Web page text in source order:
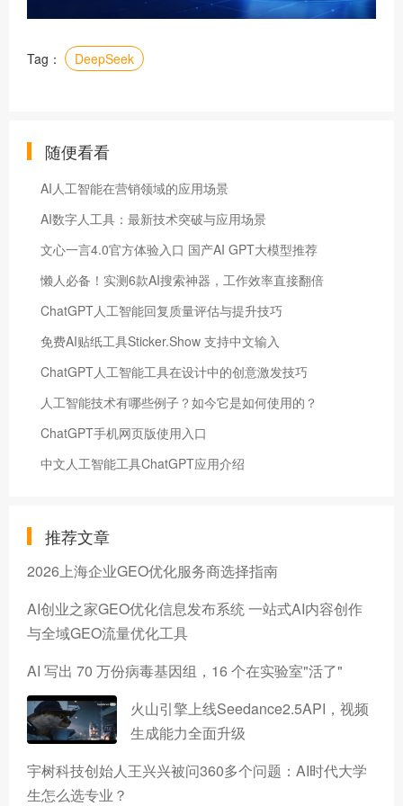
Tag： ​DeepSeek
随便看看
AI人工智能在营销领域的应用场景
AI数字人工具：最新技术突破与应用场景
文心一言4.0官方体验入口 国产AI GPT大模型推荐
懒人必备！实测6款AI搜索神器，工作效率直接翻倍
ChatGPT人工智能回复质量评估与提升技巧
免费AI贴纸工具Sticker.Show 支持中文输入
ChatGPT人工智能工具在设计中的创意激发技巧
人工智能技术有哪些例子？如今它是如何使用的？
ChatGPT手机网页版使用入口
中文人工智能工具ChatGPT应用介绍
推荐文章
2026上海企业GEO优化服务商选择指南
AI创业之家GEO优化信息发布系统 一站式AI内容创作
与全域GEO流量优化工具
AI 写出 70 万份病毒基因组，16 个在实验室"活了"
火山引擎上线Seedance2.5API，视频
生成能力全面升级
宇树科技创始人王兴兴被问360多个问题：AI时代大学
生怎么选专业？